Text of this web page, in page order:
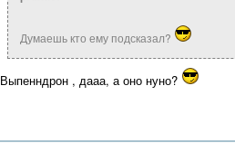
Думаешь кто ему подсказал?
Выпенндрон , дааа, а оно нуно?